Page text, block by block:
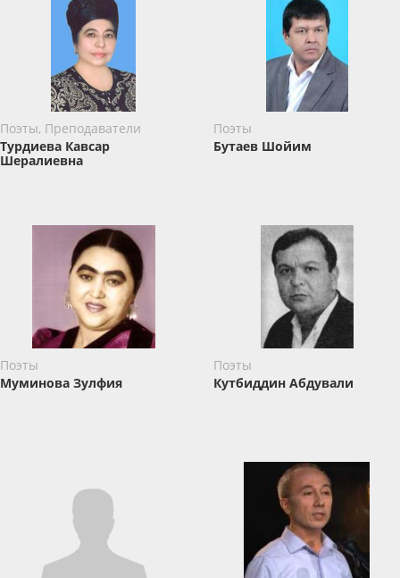
Поэты, Преподаватели
Турдиева Кавсар
Шералиевна
Поэты
Бутаев Шойим
Поэты
Муминова Зулфия
Поэты
Кутбиддин Абдували